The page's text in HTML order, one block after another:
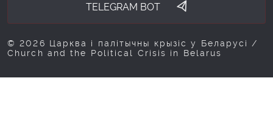
TELEGRAM BOT
© 2026 Царква і палітычны крызіс у Беларусі /
Church and the Political Crisis in Belarus